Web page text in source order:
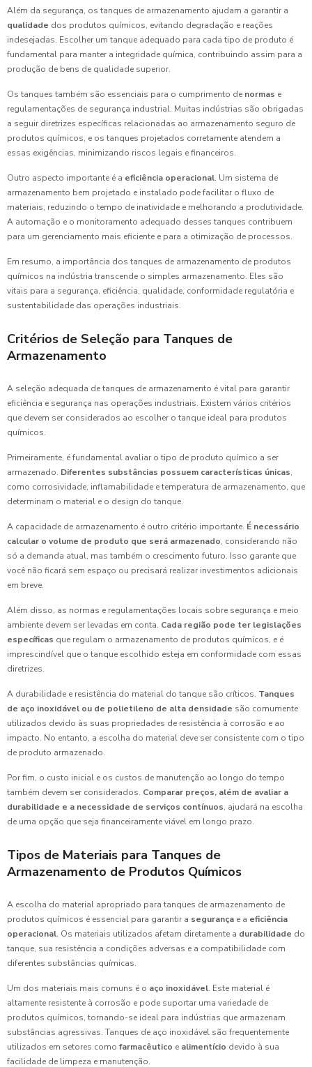
Além da segurança, os tanques de armazenamento ajudam a garantir a
qualidade dos produtos químicos, evitando degradação e reações
indesejadas. Escolher um tanque adequado para cada tipo de produto é
fundamental para manter a integridade química, contribuindo assim para a
produção de bens de qualidade superior.
Os tanques também são essenciais para o cumprimento de normas e
regulamentações de segurança industrial. Muitas indústrias são obrigadas
a seguir diretrizes específicas relacionadas ao armazenamento seguro de
produtos químicos, e os tanques projetados corretamente atendem a
essas exigências, minimizando riscos legais e financeiros.
Outro aspecto importante é a eficiência operacional. Um sistema de
armazenamento bem projetado e instalado pode facilitar o fluxo de
materiais, reduzindo o tempo de inatividade e melhorando a produtividade.
A automação e o monitoramento adequado desses tanques contribuem
para um gerenciamento mais eficiente e para a otimização de processos.
Em resumo, a importância dos tanques de armazenamento de produtos
químicos na indústria transcende o simples armazenamento. Eles são
vitais para a segurança, eficiência, qualidade, conformidade regulatória e
sustentabilidade das operações industriais.
Critérios de Seleção para Tanques de
Armazenamento
A seleção adequada de tanques de armazenamento é vital para garantir
eficiência e segurança nas operações industriais. Existem vários critérios
que devem ser considerados ao escolher o tanque ideal para produtos
químicos.
Primeiramente, é fundamental avaliar o tipo de produto químico a ser
armazenado. Diferentes substâncias possuem características únicas,
como corrosividade, inflamabilidade e temperatura de armazenamento, que
determinam o material e o design do tanque.
A capacidade de armazenamento é outro critério importante. É necessário
calcular o volume de produto que será armazenado, considerando não
só a demanda atual, mas também o crescimento futuro. Isso garante que
você não ficará sem espaço ou precisará realizar investimentos adicionais
em breve.
Além disso, as normas e regulamentações locais sobre segurança e meio
ambiente devem ser levadas em conta. Cada região pode ter legislações
específicas que regulam o armazenamento de produtos químicos, e é
imprescindível que o tanque escolhido esteja em conformidade com essas
diretrizes.
A durabilidade e resistência do material do tanque são críticos. Tanques
de aço inoxidável ou de polietileno de alta densidade são comumente
utilizados devido às suas propriedades de resistência à corrosão e ao
impacto. No entanto, a escolha do material deve ser consistente com o tipo
de produto armazenado.
Por fim, o custo inicial e os custos de manutenção ao longo do tempo
também devem ser considerados. Comparar preços, além de avaliar a
durabilidade e a necessidade de serviços contínuos, ajudará na escolha
de uma opção que seja financeiramente viável em longo prazo.
Tipos de Materiais para Tanques de
Armazenamento de Produtos Químicos
A escolha do material apropriado para tanques de armazenamento de
produtos químicos é essencial para garantir a segurança e a eficiência
operacional. Os materiais utilizados afetam diretamente a durabilidade do
tanque, sua resistência a condições adversas e a compatibilidade com
diferentes substâncias químicas.
Um dos materiais mais comuns é o aço inoxidável. Este material é
altamente resistente à corrosão e pode suportar uma variedade de
produtos químicos, tornando-se ideal para indústrias que armazenam
substâncias agressivas. Tanques de aço inoxidável são frequentemente
utilizados em setores como farmacêutico e alimentício devido à sua
facilidade de limpeza e manutenção.